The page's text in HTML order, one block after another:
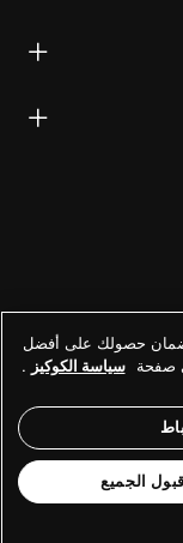
لضمان حصولك على أفضل
صفحة سياسة الكوكيز .
قبول الجميع